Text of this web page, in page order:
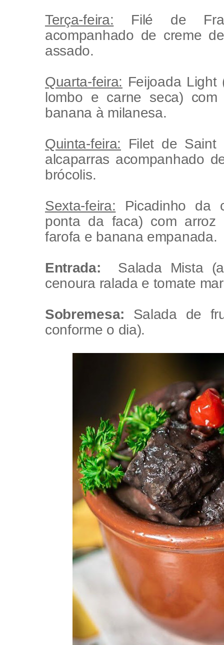
Terça-feira: Filé de
acompanhado de creme
assado.
Quarta-feira: Feijoada Light
lombo e carne seca)
banana à milanesa.
Quinta-feira: Filet de Saint
alcaparras acompanhado
brócolis.
Sexta-feira: Picadinho da
ponta da faca) com arroz
farofa e banana empanada.
Entrada:
Salada Mista
cenoura ralada e tomate
Sobremesa: Salada de
conforme o dia).